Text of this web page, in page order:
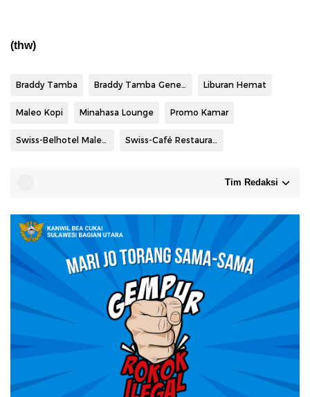
(thw)
Braddy Tamba Braddy Tamba General Manager Swiss-Belhotel Maleosan Manado Liburan Hemat
Maleo Kopi Minahasa Lounge Promo Kamar
Swiss-Belhotel Maleosan Manado Swiss-Café Restaurant
Tim Redaksi